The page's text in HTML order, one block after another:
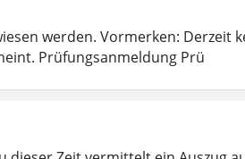
werden. Vormerken: Derzeit
Prüfungsanmeldung Prü